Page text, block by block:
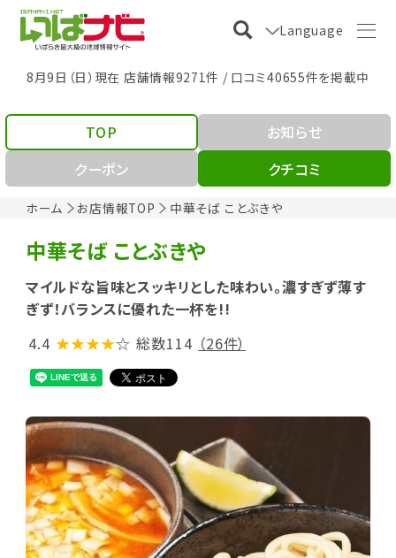
Language
8月9日（日）現在 店舗情報9271件 / 口コミ40655件を掲載中
ホーム お店情報TOP 中華そば ことぶきや
TOP
お知らせ
クーポン
クチコミ
中華そば ことぶきや
マイルドな旨味とスッキリとした味わい。濃すぎず薄す
ぎず！バランスに優れた一杯を!!
4.4 ★★★★☆ 総数114 （26件）